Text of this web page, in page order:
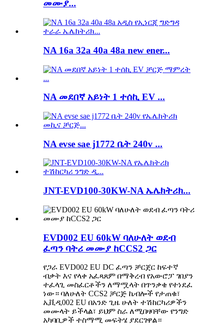
መሙያ...
NA 16a 32a 40a 48a new ener...
NA መደበኛ አይነት 1 ተሰኪ EV ...
NA evse sae j1772 ቤት 240v ...
JNT-EVD100-30KW-NA ኤሌክትሪክ...
EVD002 EU 60kW ባለሁለት ወደብ
ፈጣን ባትሪ መሙያ ከCCS2 ጋር
የጋራ EVD002 EU DC ፈጣን ቻርጀር ከፍተኛ
ብቃት እና የላቀ አፈጻጸም በማቅረብ የአውሮፓ ገበያን
ተፈላጊ መስፈርቶችን ለማሟላት በጥንቃቄ የተነደፈ
ነው። ባለሁለት CCS2 ቻርጅ ኬብሎች የታጠቁ፣
ኢቪዲ002 EU በአንድ ጊዜ ሁለት ተሽከርካሪዎችን
መሙላት ይችላል፣ ይህም ስራ ለሚበዛባቸው የንግድ
አካባቢዎች ተስማሚ መፍትሄ ያደርገዋል።